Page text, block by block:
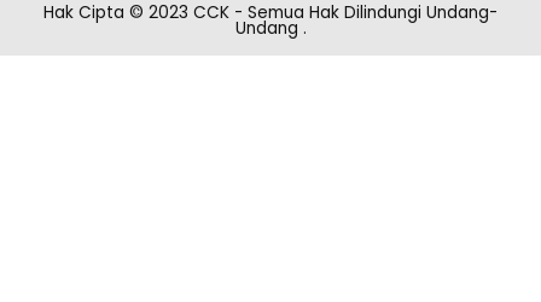
Hak Cipta © 2023 CCK - Semua Hak Dilindungi Undang-
Undang .